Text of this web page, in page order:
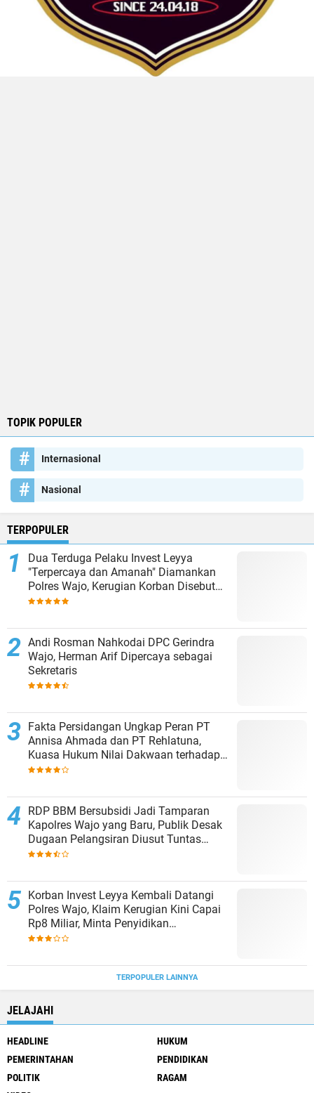
TOPIK POPULER
Internasional
Nasional
TERPOPULER
Dua Terduga Pelaku Invest Leyya
"Terpercaya dan Amanah" Diamankan
Polres Wajo, Kerugian Korban Disebut
Capai Rp8 Miliar
Andi Rosman Nahkodai DPC Gerindra
Wajo, Herman Arif Dipercaya sebagai
Sekretaris
Fakta Persidangan Ungkap Peran PT
Annisa Ahmada dan PT Rehlatuna,
Kuasa Hukum Nilai Dakwaan terhadap
Asmar Lambo Tidak Berdasar
RDP BBM Bersubsidi Jadi Tamparan
Kapolres Wajo yang Baru, Publik Desak
Dugaan Pelangsiran Diusut Tuntas
Jangan ada Pembiaran
Korban Invest Leyya Kembali Datangi
Polres Wajo, Klaim Kerugian Kini Capai
Rp8 Miliar, Minta Penyidikan
Dituntaskan
TERPOPULER LAINNYA
JELAJAHI
HEADLINE
HUKUM
PEMERINTAHAN
PENDIDIKAN
POLITIK
RAGAM